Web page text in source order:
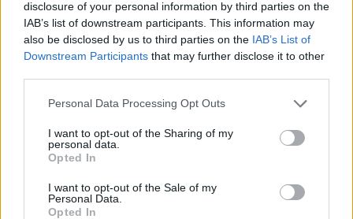
disclosure of your personal information by third parties on the
IAB’s list of downstream participants. This information may
also be disclosed by us to third parties on the IAB’s List of
Downstream Participants that may further disclose it to other
Personal Data Processing Opt Outs
I want to opt-out of the Sharing of my
personal data.
Opted In
I want to opt-out of the Sale of my
Personal Data.
Opted In
Kāpēc platonisks glāsts reizēm ir svarīgāks
par seksuālu tuvību
PERSONĪBAS